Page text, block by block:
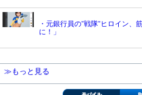
・元銀行員の”戦隊”ヒロイン、
に！」
≫もっと見る